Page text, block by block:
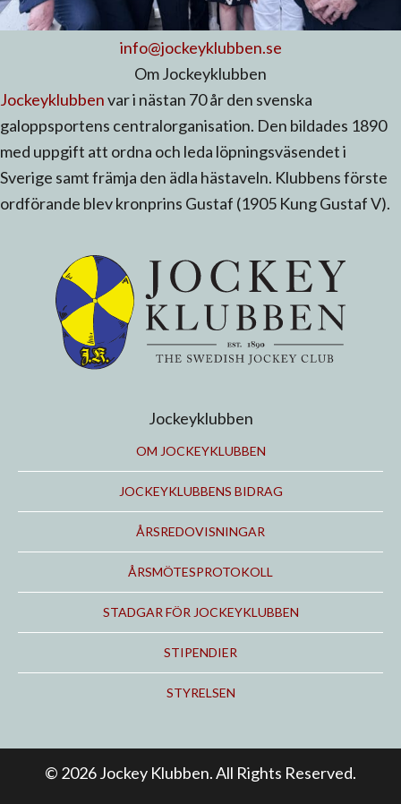
info@jockeyklubben.se
Om Jockeyklubben
Jockeyklubbenvar i nästan 70 år den svenska
galoppsportens centralorganisation. Den bildades 1890
med uppgift att ordna och leda löpningsväsendet i
Sverige samt främja den ädla hästaveln. Klubbens förste
ordförande blev kronprins Gustaf (1905 Kung Gustaf V).
Jockeyklubben
OM JOCKEYKLUBBEN
JOCKEYKLUBBENS BIDRAG
ÅRSREDOVISNINGAR
ÅRSMÖTESPROTOKOLL
STADGAR FÖR JOCKEYKLUBBEN
STIPENDIER
STYRELSEN
© 2026 Jockey Klubben. All Rights Reserved.